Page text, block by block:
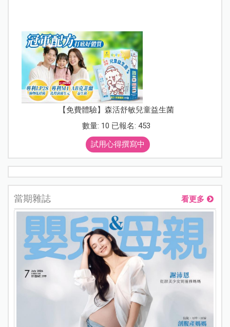
【免費體驗】森活舒敏兒童益生菌
數量: 10 已報名: 453
試用心得撰寫中
當期雜誌 看更多